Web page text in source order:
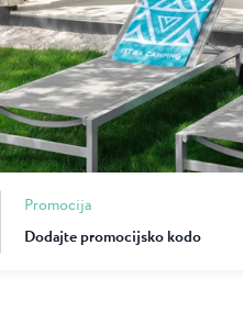
Camping Finida
Na pol poti med Novigradom in
Umagom leži Camping Finida, ...
Camping Kanegra
Kanegra je edini naturistični kamp
Promocija